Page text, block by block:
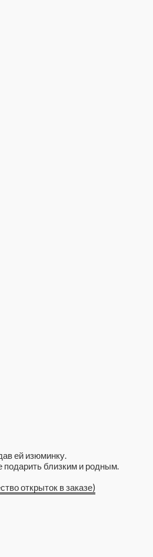
ей изюминку.
близким и родным.
открыток в заказе)